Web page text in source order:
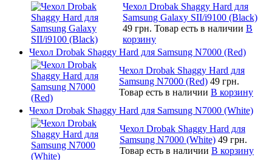
Чехол Drobak Shaggy Hard для
Samsung Galaxy SII/i9100 (Black)
49 грн. Товар есть в наличии В
корзину
Чехол Drobak Shaggy Hard для Samsung N7000 (Red)
Чехол Drobak Shaggy Hard для
Samsung N7000 (Red) 49 грн.
Товар есть в наличии В корзину
Чехол Drobak Shaggy Hard для Samsung N7000 (White)
Чехол Drobak Shaggy Hard для
Samsung N7000 (White) 49 грн.
Товар есть в наличии В корзину